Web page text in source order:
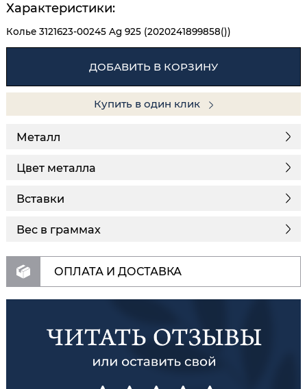
Характеристики:
Колье 3121623-00245 Ag 925 (2020241899858())
ДОБАВИТЬ В КОРЗИНУ
Купить в один клик
Металл
Цвет металла
Вставки
Вес в граммах
ОПЛАТА И ДОСТАВКА